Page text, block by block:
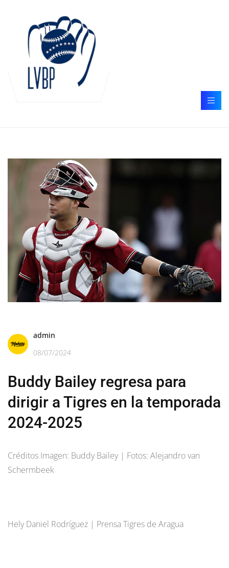
admin
08/07/2024
Buddy Bailey regresa para
dirigir a Tigres en la temporada
2024-2025
Créditos Imagen: Buddy Bailey | Fotos: Alejandro van
Schermbeek
Hely Daniel Rodríguez | Prensa Tigres de Aragua